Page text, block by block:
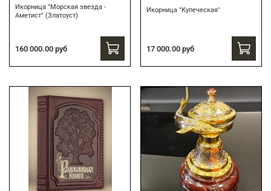
Икорница "Морская звезда -
Аметист" (Златоуст)
160 000.00 руб
Икорница "Купеческая"
17 000.00 руб